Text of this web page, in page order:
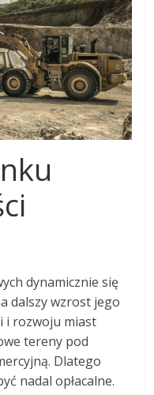
dynamicznie się
dalszy wzrost jego
i rozwoju miast
tereny pod
Dlatego
nadal opłacalne.